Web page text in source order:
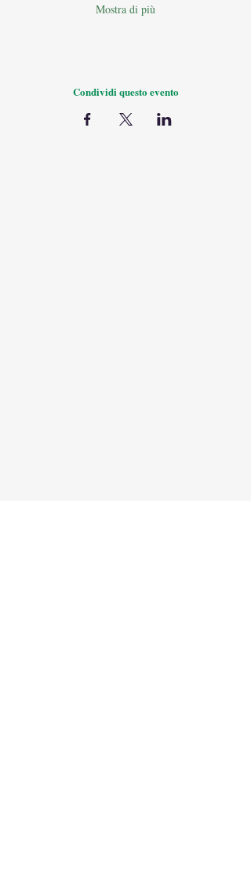
Mostra di più
Condividi questo evento